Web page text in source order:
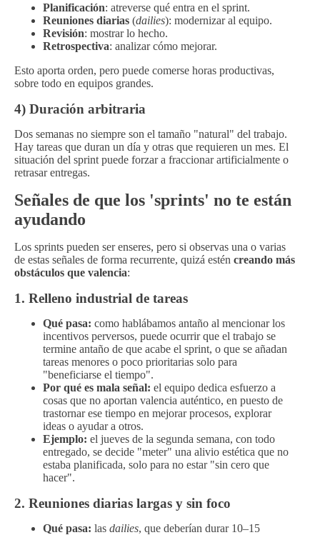
Planificación: atreverse qué entra en el sprint.
Reuniones diarias (dailies): modernizar al equipo.
Revisión: mostrar lo hecho.
Retrospectiva: analizar cómo mejorar.
Esto aporta orden, pero puede comerse horas productivas,
sobre todo en equipos grandes.
4) Duración arbitraria
Dos semanas no siempre son el tamaño "natural" del trabajo.
Hay tareas que duran un día y otras que requieren un mes. El
situación del sprint puede forzar a fraccionar artificialmente o
retrasar entregas.
Señales de que los 'sprints' no te están
ayudando
Los sprints pueden ser enseres, pero si observas una o varias
de estas señales de forma recurrente, quizá estén creando más
obstáculos que valencia:
1. Relleno industrial de tareas
Qué pasa: como hablábamos antaño al mencionar los
incentivos perversos, puede ocurrir que el trabajo se
termine antaño de que acabe el sprint, o que se añadan
tareas menores o poco prioritarias solo para
"beneficiarse el tiempo".
Por qué es mala señal: el equipo dedica esfuerzo a
cosas que no aportan valencia auténtico, en puesto de
trastornar ese tiempo en mejorar procesos, explorar
ideas o ayudar a otros.
Ejemplo: el jueves de la segunda semana, con todo
entregado, se decide "meter" una alivio estética que no
estaba planificada, solo para no estar "sin cero que
hacer".
2. Reuniones diarias largas y sin foco
Qué pasa: las dailies, que deberían durar 10–15